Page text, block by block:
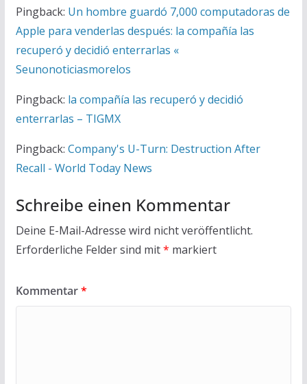
Pingback: Un hombre guardó 7,000 computadoras de
Apple para venderlas después: la compañía las
recuperó y decidió enterrarlas «
Seunonoticiasmorelos
Pingback: la compañía las recuperó y decidió
enterrarlas – TIGMX
Pingback: Company's U-Turn: Destruction After
Recall - World Today News
Schreibe einen Kommentar
Deine E-Mail-Adresse wird nicht veröffentlicht.
Erforderliche Felder sind mit* markiert
Kommentar*